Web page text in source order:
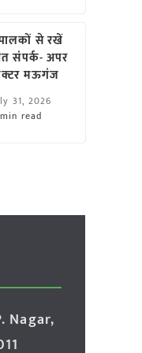
से रखें
संपर्क- अपर
मऊगंज
31, 2026
read
Nagar,